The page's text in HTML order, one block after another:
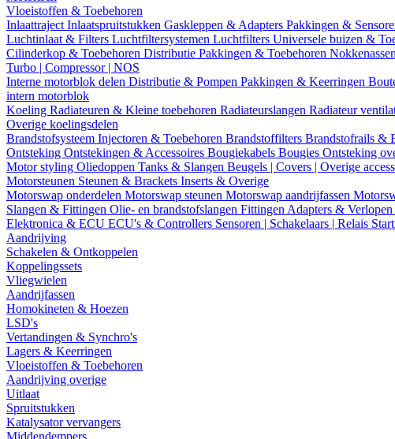
Vloeistoffen & Toebehoren
Inlaattraject Inlaatspruitstukken Gaskleppen & Adapters Pakkingen &
Luchtinlaat & Filters Luchtfiltersystemen Luchtfilters Universele buizen &
Cilinderkop & Toebehoren Distributie Pakkingen & Toebehoren Nokkenassen
Turbo | Compressor | NOS
Interne motorblok delen Distributie & Pompen Pakkingen & Keerringen
intern motorblok
Koeling Radiateuren & Kleine toebehoren Radiateurslangen Radiateur
Overige koelingsdelen
Brandstofsysteem Injectoren & Toebehoren Brandstoffilters Brandstofrails &
Ontsteking Ontstekingen & Accessoires Bougiekabels Bougies Ontsteking
Motor styling Oliedoppen Tanks & Slangen Beugels | Covers | Overige
Motorsteunen Steunen & Brackets Inserts & Overige
Motorswap onderdelen Motorswap steunen Motorswap aandrijfassen
Slangen & Fittingen Olie- en brandstofslangen Fittingen Adapters & Verlopen
Elektronica & ECU ECU's & Controllers Sensoren | Schakelaars | Relais
Aandrijving
Schakelen & Ontkoppelen
Koppelingssets
Vliegwielen
Aandrijfassen
Homokineten & Hoezen
LSD's
Vertandingen & Synchro's
Lagers & Keerringen
Vloeistoffen & Toebehoren
Aandrijving overige
Uitlaat
Spruitstukken
Katalysator vervangers
Middendempers